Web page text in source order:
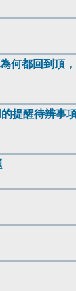
何都回到頂，
提醒待辨事